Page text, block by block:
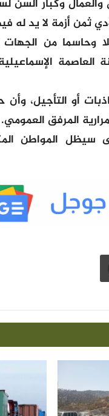
وكبار السن
ثمن أزمة لا يد له
وحاسما من الجهات
العاصمة
أو التأجيل،
المرفق العمومي.
سيظل المواطن